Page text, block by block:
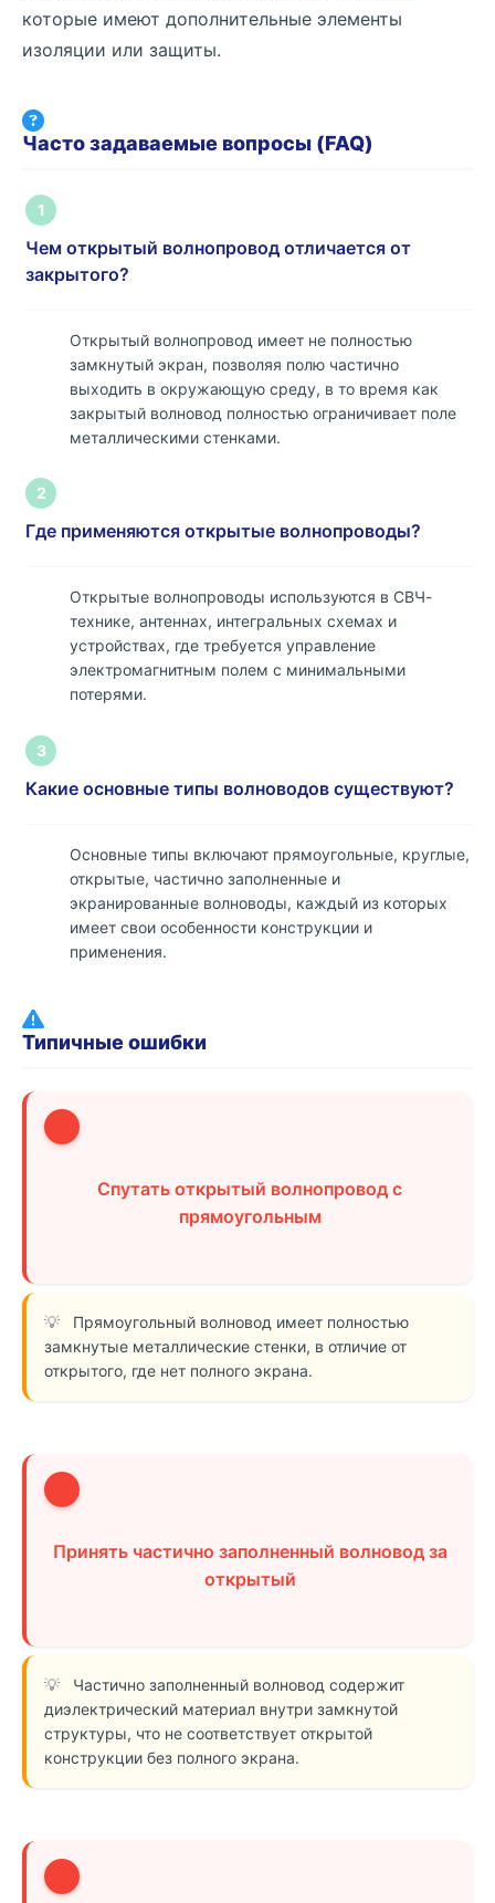
которые имеют дополнительные элементы
изоляции или защиты.
Часто задаваемые вопросы (FAQ)
1
Чем открытый волнопровод отличается от
закрытого?
Открытый волнопровод имеет не полностью
замкнутый экран, позволяя полю частично
выходить в окружающую среду, в то время как
закрытый волновод полностью ограничивает поле
металлическими стенками.
2
Где применяются открытые волнопроводы?
Открытые волнопроводы используются в СВЧ-
технике, антеннах, интегральных схемах и
устройствах, где требуется управление
электромагнитным полем с минимальными
потерями.
3
Какие основные типы волноводов существуют?
Основные типы включают прямоугольные, круглые,
открытые, частично заполненные и
экранированные волноводы, каждый из которых
имеет свои особенности конструкции и
применения.
Типичные ошибки
Спутать открытый волнопровод с
прямоугольным
Прямоугольный волновод имеет полностью
замкнутые металлические стенки, в отличие от
открытого, где нет полного экрана.
Принять частично заполненный волновод за
открытый
Частично заполненный волновод содержит
диэлектрический материал внутри замкнутой
структуры, что не соответствует открытой
конструкции без полного экрана.